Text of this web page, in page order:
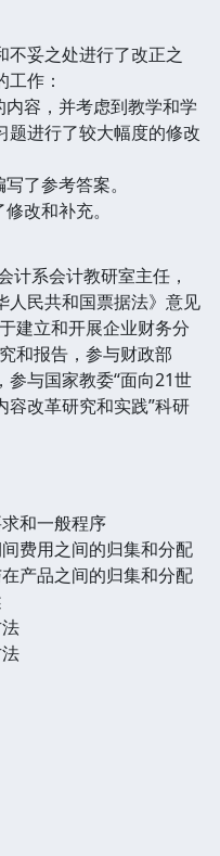
不妥之处进行了改正之
作：
容，并考虑到教学和学
题进行了较大幅度的修改
了参考答案。
改和补充。
计系会计教研室主任，
人民共和国票据法》意见
建立和开展企业财务分
和报告，参与财政部
参与国家教委“面向21世
改革研究和实践”科研
和一般程序
费用之间的归集和分配
产品之间的归集和分配